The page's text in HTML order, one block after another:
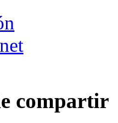
compartir